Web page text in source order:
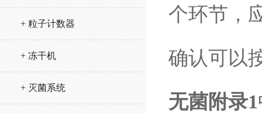
+ 粒子计数器
+ 冻干机
+ 灭菌系统
个环节，
确认可以
无菌附录1